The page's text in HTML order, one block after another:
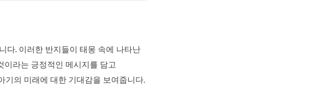
다. 이러한 반지들이 태몽 속에 나타난
이라는 긍정적인 메시지를 담고
기의 미래에 대한 기대감을 보여줍니다.